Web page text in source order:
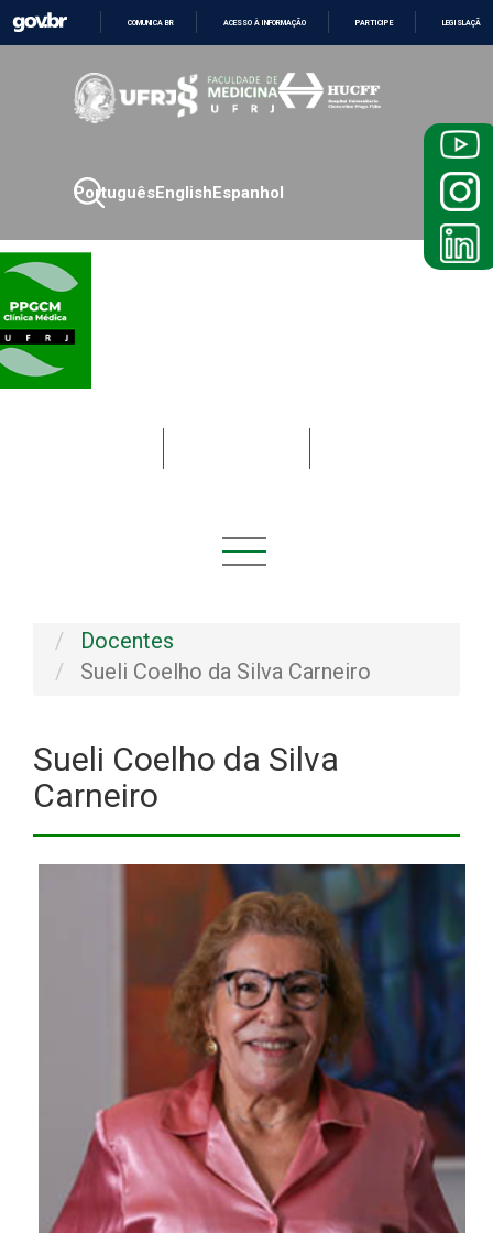
O
CONTEÚDO
COMUNICA BR ACESSO À INFORMAÇÃO PARTICIPE LEGISLAÇÃO
PortuguêsEnglishEspanhol
Docentes
Sueli Coelho da Silva Carneiro
Sueli Coelho da Silva
Carneiro